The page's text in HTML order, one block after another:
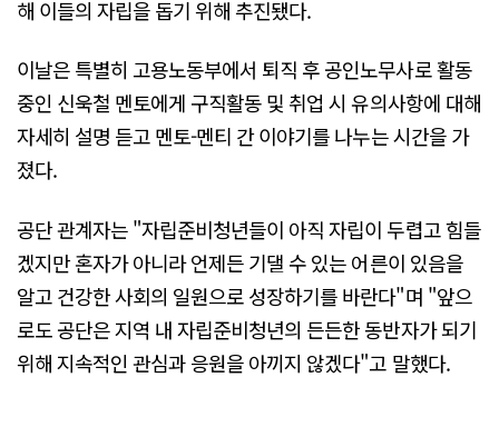
해 이들의 자립을 돕기 위해 추진됐다.
이날은 특별히 고용노동부에서 퇴직 후 공인노무사로 활동
중인 신욱철 멘토에게 구직활동 및 취업 시 유의사항에 대해
자세히 설명 듣고 멘토-멘티 간 이야기를 나누는 시간을 가
졌다.
공단 관계자는 "자립준비청년들이 아직 자립이 두렵고 힘들
겠지만 혼자가 아니라 언제든 기댈 수 있는 어른이 있음을
알고 건강한 사회의 일원으로 성장하기를 바란다"며 "앞으
로도 공단은 지역 내 자립준비청년의 든든한 동반자가 되기
위해 지속적인 관심과 응원을 아끼지 않겠다"고 말했다.